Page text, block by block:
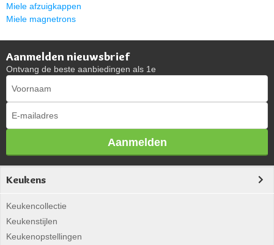
Miele afzuigkappen
Miele magnetrons
Aanmelden nieuwsbrief
Ontvang de beste aanbiedingen als 1e
Aanmelden
Keukens
Keukencollectie
Keukenstijlen
Keukenopstellingen